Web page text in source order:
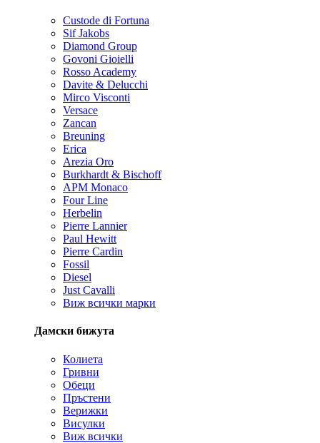
Custode di Fortuna
Sif Jakobs
Diamond Group
Govoni Gioielli
Rosso Academy
Davite & Delucchi
Mirco Visconti
Versace
Zancan
Breuning
Erica
Arezia Oro
Burkhardt & Bischoff
APM Monaco
Four Line
Herbelin
Pierre Lannier
Paul Hewitt
Pierre Cardin
Fossil
Diesel
Just Cavalli
Виж всички марки
Дамски бижута
Колиета
Гривни
Обеци
Пръстени
Верижки
Висулки
Виж всички